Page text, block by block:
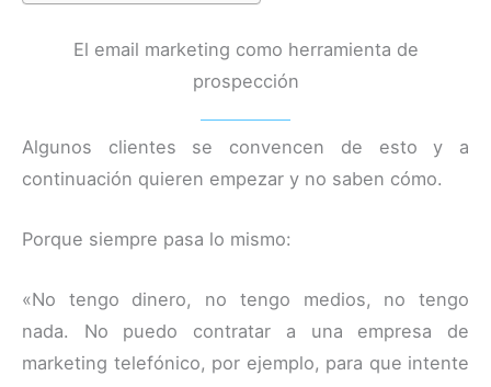
El email marketing como herramienta de
prospección
Algunos clientes se convencen de esto y a
continuación quieren empezar y no saben cómo.
Porque siempre pasa lo mismo:
«No tengo dinero, no tengo medios, no tengo
nada. No puedo contratar a una empresa de
marketing telefónico, por ejemplo, para que intente